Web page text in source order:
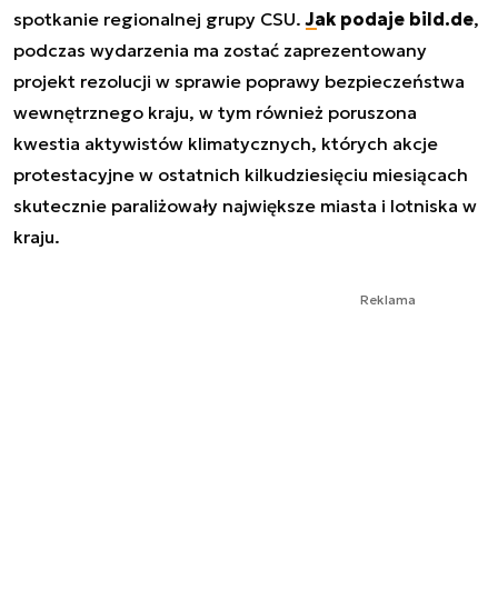
spotkanie regionalnej grupy CSU.Jak podaje bild.de,
podczas wydarzenia ma zostać zaprezentowany
projekt rezolucji w sprawie poprawy bezpieczeństwa
wewnętrznego kraju, w tym również poruszona
kwestia aktywistów klimatycznych, których akcje
protestacyjne w ostatnich kilkudziesięciu miesiącach
skutecznie paraliżowały największe miasta i lotniska w
kraju.
Reklama